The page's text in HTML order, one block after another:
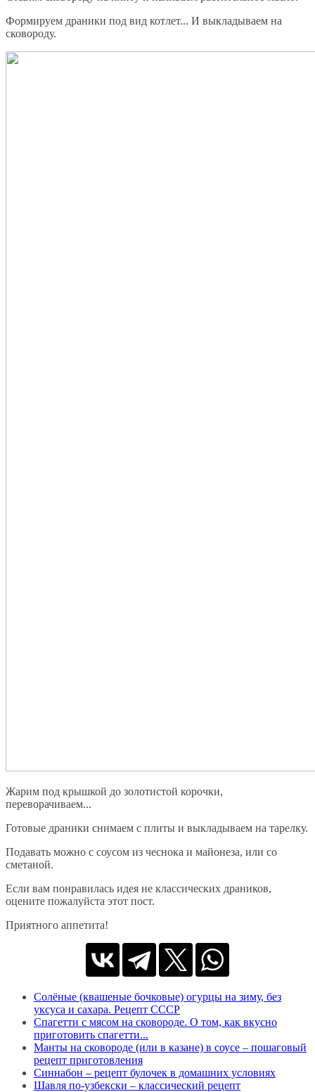
Формируем драники под вид котлет... И выкладываем на
сковороду.
Жарим под крышкой до золотистой корочки,
переворачиваем...
Готовые драники снимаем с плиты и выкладываем на тарелку.
Подавать можно с соусом из чеснока и майонеза, или со
сметаной.
Если вам понравилась идея не классических драников,
оцените пожалуйста этот пост.
Приятного аппетита!
Солёные (квашеные бочковые) огурцы на зиму, без
уксуса и сахара. Рецепт СССР
Спагетти с мясом на сковороде. О том, как вкусно
приготовить спагетти...
Манты на сковороде (или в казане) в соусе – пошаговый
рецепт приготовления
Синнабон – рецепт булочек в домашних условиях
Шавля по-узбекски – классический рецепт